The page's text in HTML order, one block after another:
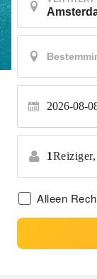
2026-08-
1Reiziger,
Alleen